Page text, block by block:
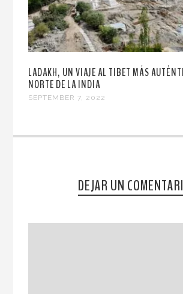
LADAKH, UN VIAJE AL TIBET MÁS
NORTE DE LA INDIA
SEPTEMBER 7, 2022
DEJAR UN